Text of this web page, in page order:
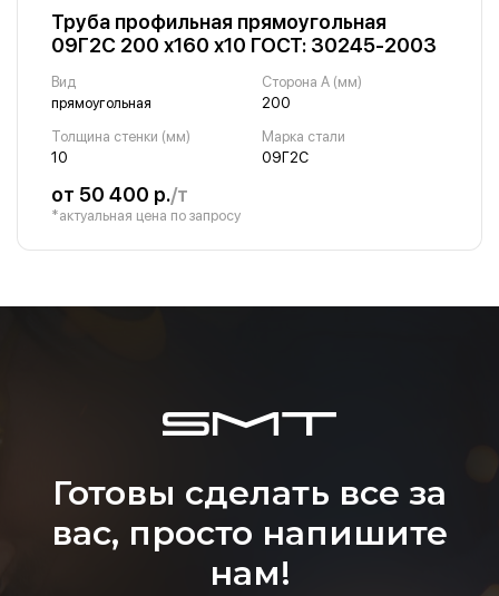
Труба профильная прямоугольная
09Г2С 200 х160 х10 ГОСТ: 30245-2003
Вид
прямоугольная
Сторона A (мм)
200
Толщина стенки (мм)
10
Марка стали
09Г2С
от 50 400 р./т
*актуальная цена по запросу
Готовы сделать все за
вас, просто напишите
нам!